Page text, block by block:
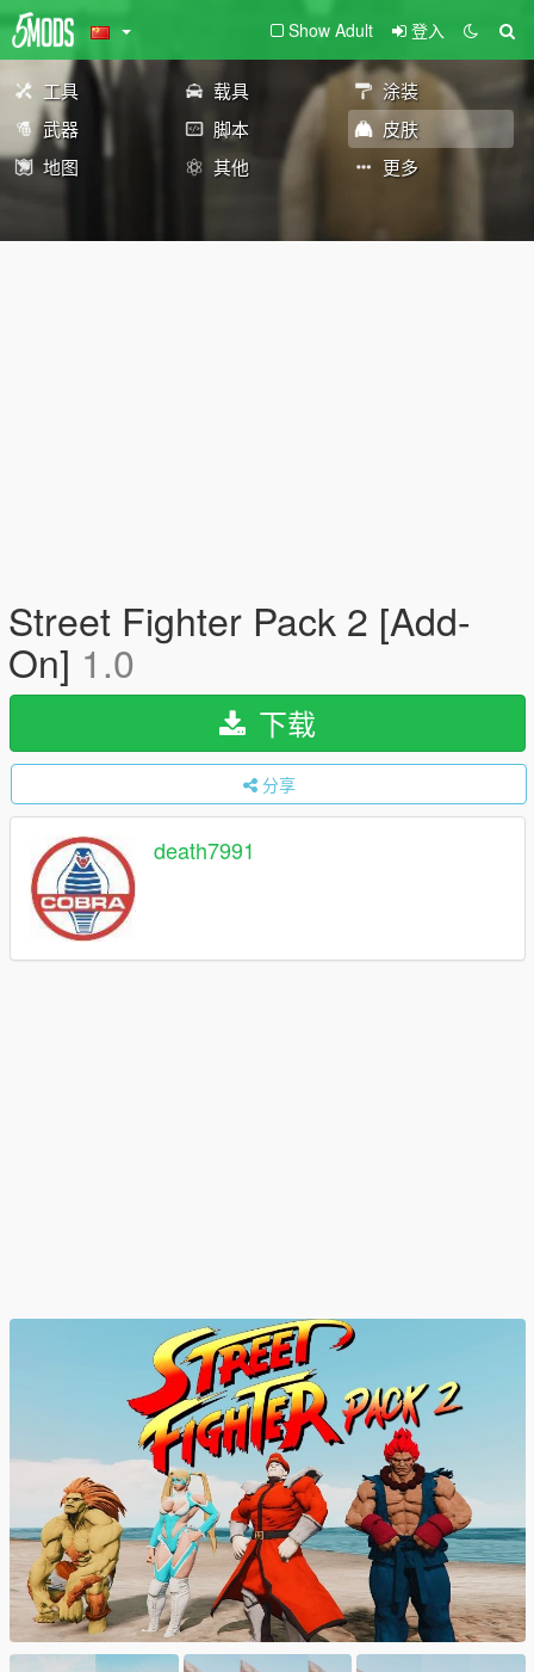
Show Adult 登入
工具 载具
涂装
武器
脚本
皮肤
地图
其他 更多
Street Fighter Pack 2 [Add-
On] 1.0
下载
分享
death7991